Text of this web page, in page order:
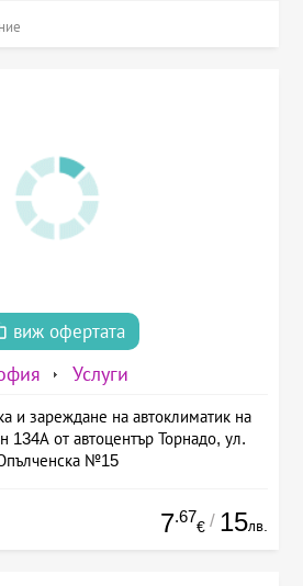
виж офертата
Услуги
и зареждане на автоклиматик на
134А от автоцентър Торнадо, ул.
№15
7.67
€ / 15лв.